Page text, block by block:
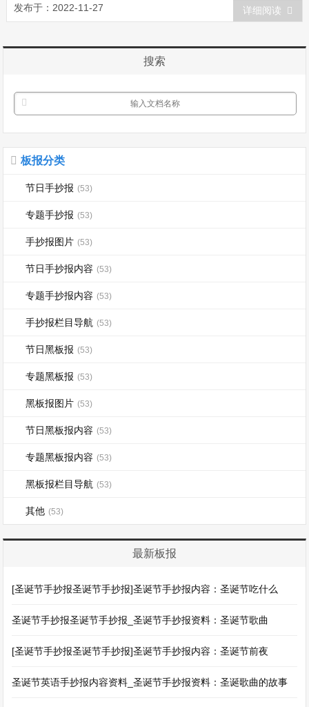
家人的圣诞节礼物。圣诞节即将到来时，
老人的圣诞礼物。“圣诞老人&rdq...
发布于：2022-11-27 详细阅读
搜索
板报分类
节日手抄报 (53)
专题手抄报 (53)
手抄报图片 (53)
节日手抄报内容 (53)
专题手抄报内容 (53)
手抄报栏目导航 (53)
节日黑板报 (53)
专题黑板报 (53)
黑板报图片 (53)
节日黑板报内容 (53)
专题黑板报内容 (53)
黑板报栏目导航 (53)
其他 (53)
最新板报
[圣诞节手抄报圣诞节手抄报]圣诞节手抄报内容：圣诞节吃什么
圣诞节手抄报圣诞节手抄报_圣诞节手抄报资料：圣诞节歌曲
[圣诞节手抄报圣诞节手抄报]圣诞节手抄报内容：圣诞节前夜
圣诞节英语手抄报内容资料_圣诞节手抄报资料：圣诞歌曲的故事